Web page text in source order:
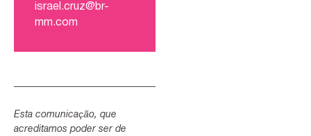
israel.cruz@br-
mm.com
Esta comunicação, que
acreditamos poder ser de